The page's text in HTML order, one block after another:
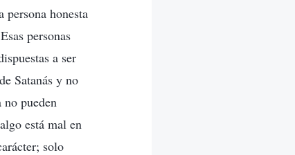
persona honesta
personas
a ser
Satanás y no
pueden
está mal en
solo